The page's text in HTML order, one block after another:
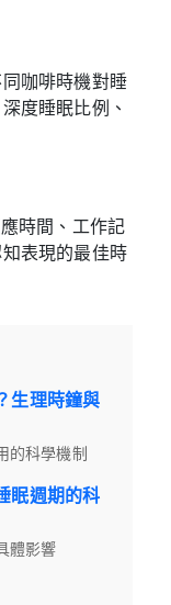
咖啡時機對睡
度睡眠比例、
時間、工作記
表現的最佳時
生理時鐘與
的科學機制
眠週期的科
體影響